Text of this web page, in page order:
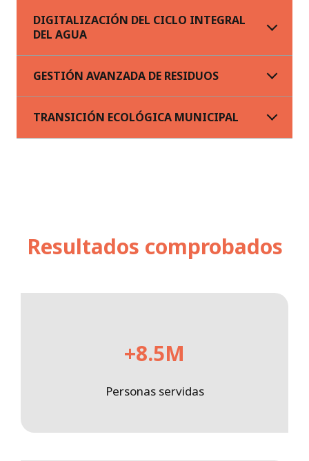
DIGITALIZACIÓN DEL CICLO INTEGRAL
DEL AGUA
GESTIÓN AVANZADA DE RESIDUOS
TRANSICIÓN ECOLÓGICA MUNICIPAL
Resultados comprobados
+8.5M
Personas servidas